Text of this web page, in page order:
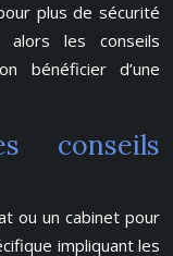
plus de sécurité
les conseils
bénéficier d’une
conseils
ou un cabinet pour
impliquant les